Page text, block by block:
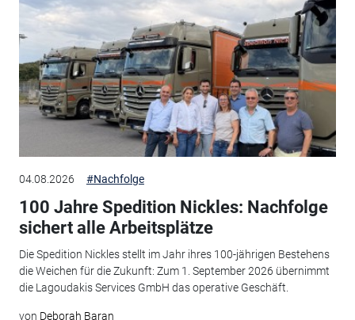
04.08.2026 #Nachfolge
100 Jahre Spedition Nickles: Nachfolge
sichert alle Arbeitsplätze
Die Spedition Nickles stellt im Jahr ihres 100-jährigen Bestehens
die Weichen für die Zukunft: Zum 1. September 2026 übernimmt
die Lagoudakis Services GmbH das operative Geschäft.
von Deborah Baran